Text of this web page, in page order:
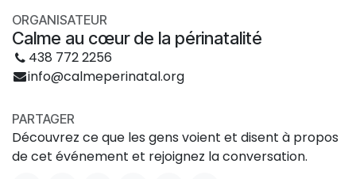
ORGANISATEUR
Calme au cœur de la périnatalité
438 772 2256
info@calmeperinatal.org
PARTAGER
Découvrez ce que les gens voient et disent à propos
de cet événement et rejoignez la conversation.